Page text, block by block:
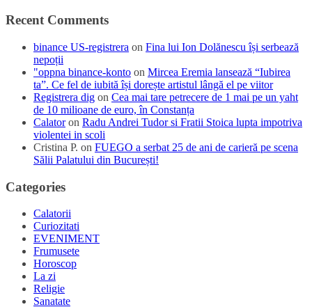
Recent Comments
binance US-registrera on Fina lui Ion Dolănescu își serbează
nepoții
"oppna binance-konto on Mircea Eremia lansează “Iubirea
ta”. Ce fel de iubită își dorește artistul lângă el pe viitor
Registrera dig on Cea mai tare petrecere de 1 mai pe un yaht
de 10 milioane de euro, în Constanța
Calatoron Radu Andrei Tudor si Fratii Stoica lupta impotriva
violentei in scoli
Cristina P. on FUEGO a serbat 25 de ani de carieră pe scena
Sălii Palatului din București!
Categories
Calatorii
Curiozitati
EVENIMENT
Frumusete
Horoscop
La zi
Religie
Sanatate